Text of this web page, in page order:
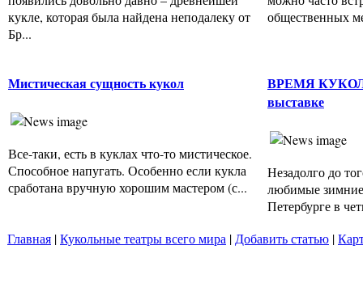
кукле, которая была найдена неподалеку от
Бр...
общественных
Мистическая сущность кукол
Все-таки, есть в куклах что-то мистическое.
Способное напугать. Особенно если кукла
сработана вручную хорошим мастером (с...
ВРЕМЯ КУКОЛ
выставке
Незадолго до
любимые
Петербурге в
Главная |Кукольные театры всего мира | Добавить статью |